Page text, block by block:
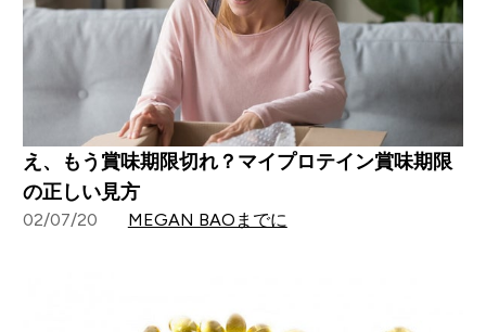
え、もう賞味期限切れ？マイプロテイン賞味期限
の正しい見方
02/07/20 MEGAN BAOまでに